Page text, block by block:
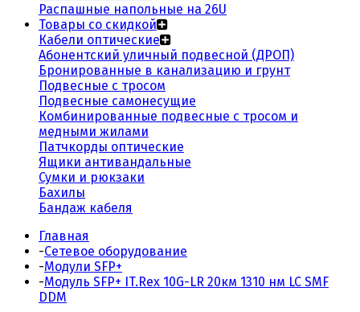
Распашные напольные на 26U
Товары со скидкой
Кабели оптические
Абонентский уличный подвесной (ДРОП)
Бронированные в канализацию и грунт
Подвесные с тросом
Подвесные самонесущие
Комбинированные подвесные с тросом и
медными жилами
Патчкорды оптические
Ящики антивандальные
Сумки и рюкзаки
Бахилы
Бандаж кабеля
Главная
-Сетевое оборудование
-Модули SFP+
-Модуль SFP+ IT.Rex 10G-LR 20км 1310 нм LC SMF
DDM